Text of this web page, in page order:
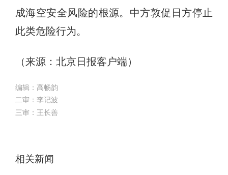
成海空安全风险的根源。中方敦促日方停止
此类危险行为。
（来源：北京日报客户端）
编辑：高畅韵
二审：李记波
三审：王长善
相关新闻